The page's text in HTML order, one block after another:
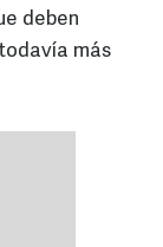
deben
más